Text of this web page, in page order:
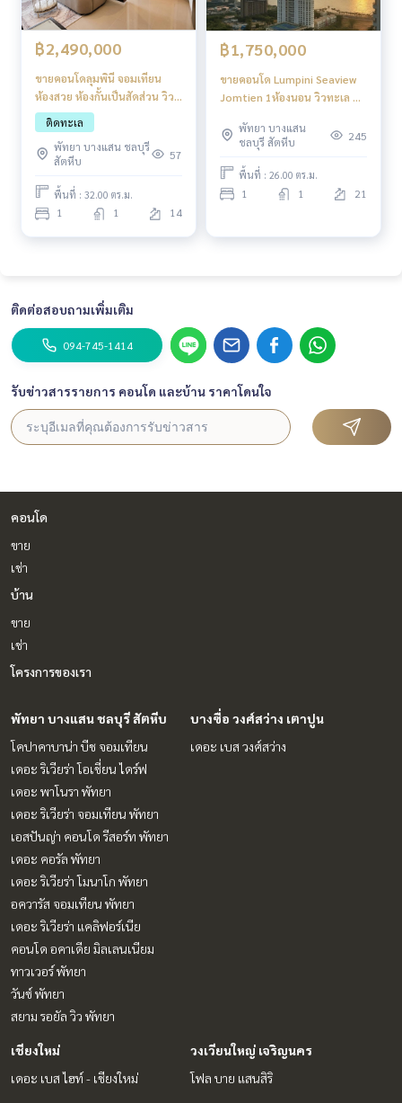
฿2,490,000
ขายคอนโดลุมพินี จอมเทียน
ห้องสวย ห้องกั้นเป็นสัดส่วน วิว
ทะเล
ติดทะเล
พัทยา บางแสน ชลบุรี
สัตหีบ
57
พื้นที่ : 32.00 ตร.ม.
1 1 14
฿1,750,000
ขายคอนโด Lumpini Seaview
Jomtien 1ห้องนอน วิวทะเล ชั้น
พัทยา บางแสน
ชลบุรี สัตหีบ
245
พื้นที่ : 26.00 ตร.ม.
1 1 21
ติดต่อสอบถามเพิ่มเติม
094-745-1414
รับข่าวสารรายการ คอนโด และบ้าน ราคาโดนใจ
คอนโด
ขาย
เช่า
บ้าน
ขาย
เช่า
โครงการของเรา
พัทยา บางแสน ชลบุรี สัตหีบ
โคปาคาบาน่า บีช จอมเทียน
เดอะ ริเวียร่า โอเชี่ยน ไดร์ฟ
เดอะ พาโนรา พัทยา
เดอะ ริเวียร่า จอมเทียน พัทยา
เอสปันญ่า คอนโด รีสอร์ท พัทยา
เดอะ คอรัล พัทยา
เดอะ ริเวียร่า โมนาโก พัทยา
อควารัส จอมเทียน พัทยา
เดอะ ริเวียร่า แคลิฟอร์เนีย
คอนโด อคาเดีย มิลเลนเนียม
ทาวเวอร์ พัทยา
วันซ์ พัทยา
สยาม รอยัล วิว พัทยา
บางซื่อ วงศ์สว่าง เตาปูน
เดอะ เบส วงศ์สว่าง
เชียงใหม่
เดอะ เบส ไฮท์ - เชียงใหม่
วงเวียนใหญ่ เจริญนคร
โฟล บาย แสนสิริ